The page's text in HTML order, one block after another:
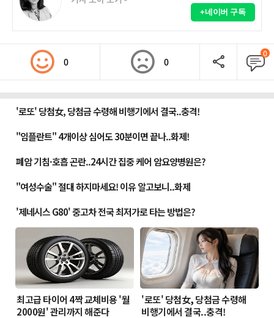
+네이버 구독
0 0
0